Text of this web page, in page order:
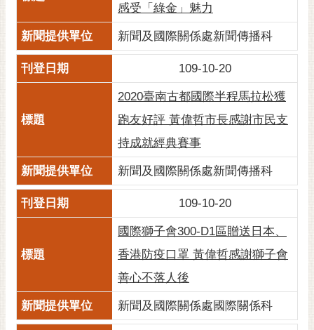
感受「綠金」魅力
新聞及國際關係處新聞傳播科
109-10-20
2020臺南古都國際半程馬拉松獲
跑友好評 黃偉哲市長感謝市民支
持成就經典賽事
新聞及國際關係處新聞傳播科
109-10-20
國際獅子會300-D1區贈送日本、
香港防疫口罩 黃偉哲感謝獅子會
善心不落人後
新聞及國際關係處國際關係科